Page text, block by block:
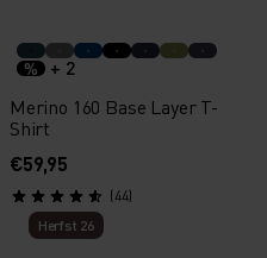
%
+ 2
Merino 160 Base Layer T-
Shirt
€59,95
(44)
Herfst 26